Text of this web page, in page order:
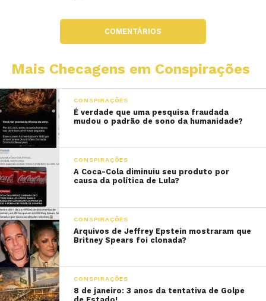
COMENTÁRIOS
Mais Checagens em Conspirações
CONSPIRAÇÕES
É verdade que uma pesquisa fraudada
mudou o padrão de sono da humanidade?
CONSPIRAÇÕES
A Coca-Cola diminuiu seu produto por
causa da política de Lula?
CONSPIRAÇÕES
Arquivos de Jeffrey Epstein mostraram que
Britney Spears foi clonada?
CONSPIRAÇÕES
8 de janeiro: 3 anos da tentativa de Golpe